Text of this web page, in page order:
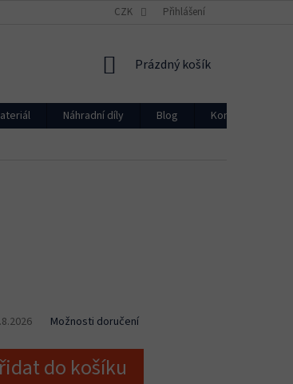
CZK Přihlášení
NÁKUPNÍ
Prázdný košík
Náhradní díly Blog
Kontakty
Možnosti doručení
do košíku